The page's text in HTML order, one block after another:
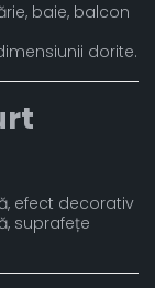
baie, balcon
dorite.
efect decorativ
suprafețe